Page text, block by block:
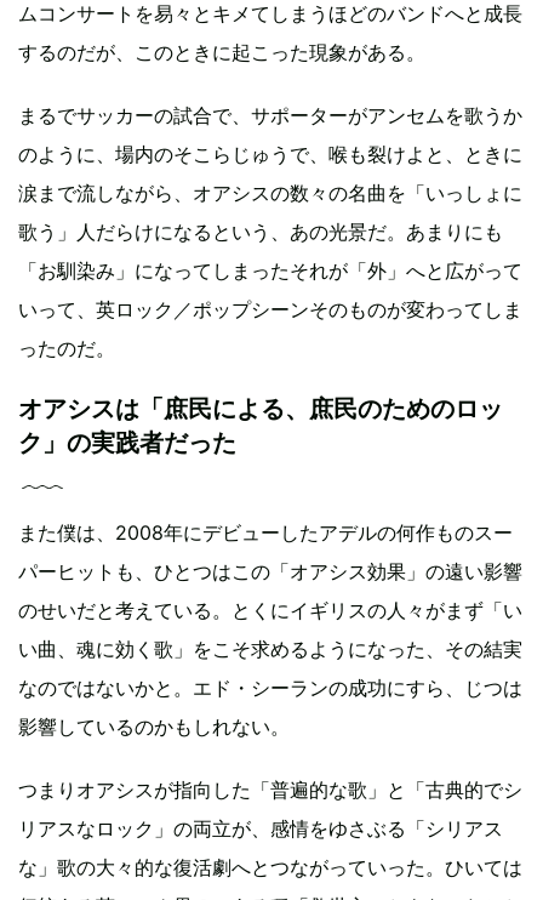
ムコンサートを易々とキメてしまうほどのバンドへと成長
するのだが、このときに起こった現象がある。
まるでサッカーの試合で、サポーターがアンセムを歌うか
のように、場内のそこらじゅうで、喉も裂けよと、ときに
涙まで流しながら、オアシスの数々の名曲を「いっしょに
歌う」人だらけになるという、あの光景だ。あまりにも
「お馴染み」になってしまったそれが「外」へと広がって
いって、英ロック／ポップシーンそのものが変わってしま
ったのだ。
オアシスは「庶民による、庶民のためのロッ
ク」の実践者だった
また僕は、2008年にデビューしたアデルの何作ものスー
パーヒットも、ひとつはこの「オアシス効果」の遠い影響
のせいだと考えている。とくにイギリスの人々がまず「い
い曲、魂に効く歌」をこそ求めるようになった、その結実
なのではないかと。エド・シーランの成功にすら、じつは
影響しているのかもしれない。
つまりオアシスが指向した「普遍的な歌」と「古典的でシ
リアスなロック」の両立が、感情をゆさぶる「シリアス
な」歌の大々的な復活劇へとつながっていった。ひいては